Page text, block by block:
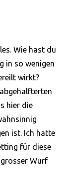
Wie hast du
in so wenigen
wirkt?
hier die
ist. Ich hatte
für diese
grosser Wurf